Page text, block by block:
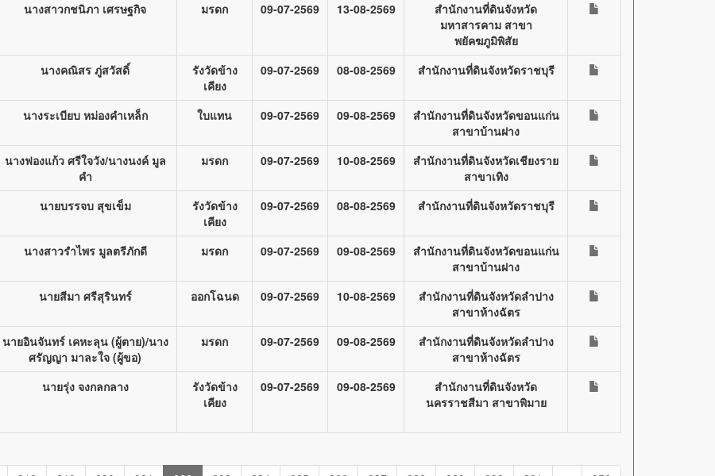
นางสาวกชนิภา เศรษฐกิจ มรดก 09-07-2569 13-08-2569
สำนักงานที่ดินจังหวัด
มหาสารคาม สาขา
พยัคฆภูมิพิสัย
นางคณิสร ภู่สวัสดิ์
รังวัดข้าง
เคียง
09-07-2569 08-08-2569 สำนักงานที่ดินจังหวัดราชบุรี
นางระเบียบ หม่องคำเหล็ก ใบแทน 09-07-2569 09-08-2569
สำนักงานที่ดินจังหวัดขอนแก่น
สาขาบ้านฝาง
นางฟองแก้ว ศรีใจวัง/นางนงค์ มูล
คำ
มรดก 09-07-2569 10-08-2569
สำนักงานที่ดินจังหวัดเชียงราย
สาขาเทิง
นายบรรจบ สุขเข็ม
รังวัดข้าง
เคียง
09-07-2569 08-08-2569 สำนักงานที่ดินจังหวัดราชบุรี
นางสาวรำไพร มูลตรีภักดี มรดก 09-07-2569 09-08-2569
สำนักงานที่ดินจังหวัดขอนแก่น
สาขาบ้านฝาง
นายสีมา ศรีสุรินทร์ ออกโฉนด 09-07-2569 10-08-2569
สำนักงานที่ดินจังหวัดลำปาง
สาขาห้างฉัตร
นายอินจันทร์ เคหะลุน (ผู้ตาย)/นาง
ศรัญญา มาละใจ (ผู้ขอ)
มรดก 09-07-2569 09-08-2569
สำนักงานที่ดินจังหวัดลำปาง
สาขาห้างฉัตร
นายรุ่ง จงกลกลาง
รังวัดข้าง
เคียง
09-07-2569 09-08-2569
สำนักงานที่ดินจังหวัด
นครราชสีมา สาขาพิมาย